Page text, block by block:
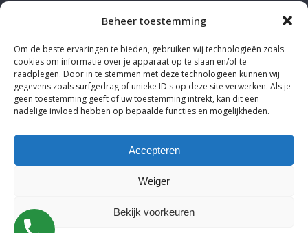
Beheer toestemming
Om de beste ervaringen te bieden, gebruiken wij technologieën zoals
cookies om informatie over je apparaat op te slaan en/of te
raadplegen. Door in te stemmen met deze technologieën kunnen wij
gegevens zoals surfgedrag of unieke ID's op deze site verwerken. Als je
geen toestemming geeft of uw toestemming intrekt, kan dit een
nadelige invloed hebben op bepaalde functies en mogelijkheden.
Accepteren
Weiger
Bekijk voorkeuren
Airco laten plaatsen in Drenthe / Overijssel / Groningen?